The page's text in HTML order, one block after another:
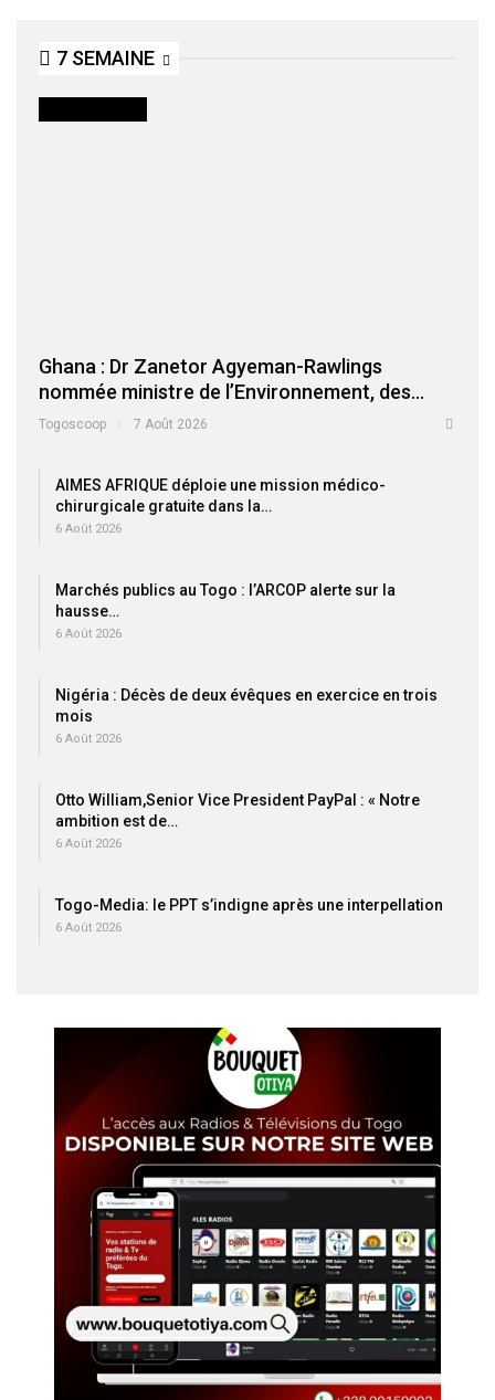
7 SEMAINE
Ghana : Dr Zanetor Agyeman-Rawlings
nommée ministre de l’Environnement, des…
Togoscoop 7 Août 2026
AIMES AFRIQUE déploie une mission médico-
chirurgicale gratuite dans la…
6 Août 2026
Marchés publics au Togo : l’ARCOP alerte sur la
hausse…
6 Août 2026
Nigéria : Décès de deux évêques en exercice en trois
mois
6 Août 2026
Otto William,Senior Vice President PayPal : « Notre
ambition est de…
6 Août 2026
Togo-Media: le PPT s’indigne après une interpellation
6 Août 2026